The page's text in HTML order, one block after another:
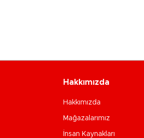
Hakkımızda
Hakkımızda
Mağazalarımız
İnsan Kaynakları